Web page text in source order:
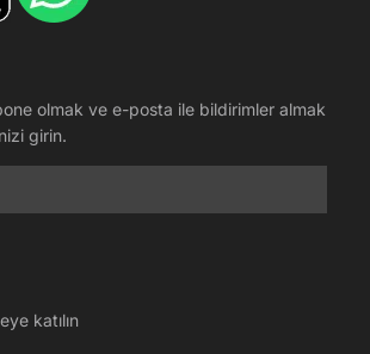
olmak ve e-posta ile bildirimler almak
girin.
katılın